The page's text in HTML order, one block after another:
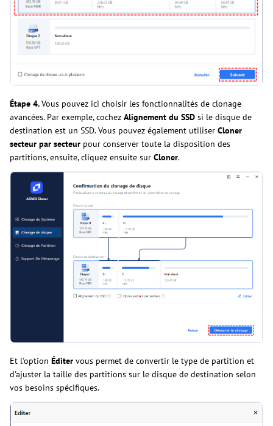
Étape 4.Vous pouvez ici choisir les fonctionnalités de clonage
avancées. Par exemple, cochez Alignement du SSD si le disque de
destination est un SSD. Vous pouvez également utiliser Cloner
secteur par secteur pour conserver toute la disposition des
partitions, ensuite, cliquez ensuite sur Cloner.
Et l'option Éditer vous permet de convertir le type de partition et
d'ajuster la taille des partitions sur le disque de destination selon
vos besoins spécifiques.